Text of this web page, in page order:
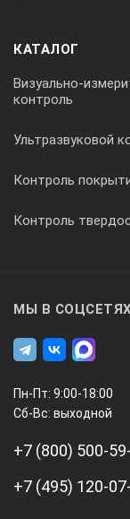
(от
Время работы
Параметр
pH,
Вес
КАТАЛОГ
Визуально-
контроль
Ультразвуковой
Контроль
Контроль
МЫ В
Пн-Пт: 9:00-18:00
Сб-Вс: выходной
+7 (800) 500-
+7 (495) 120-